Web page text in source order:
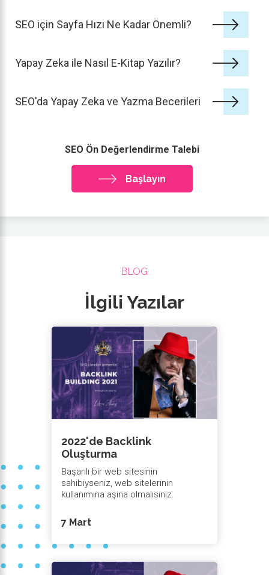
SEO için Sayfa Hızı Ne Kadar Önemli?
Yapay Zeka ile Nasıl E-Kitap Yazılır?
SEO'da Yapay Zeka ve Yazma Becerileri
SEO Ön Değerlendirme Talebi
Başlayın
BLOG
İlgili Yazılar
2022'de Backlink
Oluşturma
Başarılı bir web sitesinin
sahibiyseniz, web sitelerinin
kullanımına aşina olmalısınız.
7 Mart